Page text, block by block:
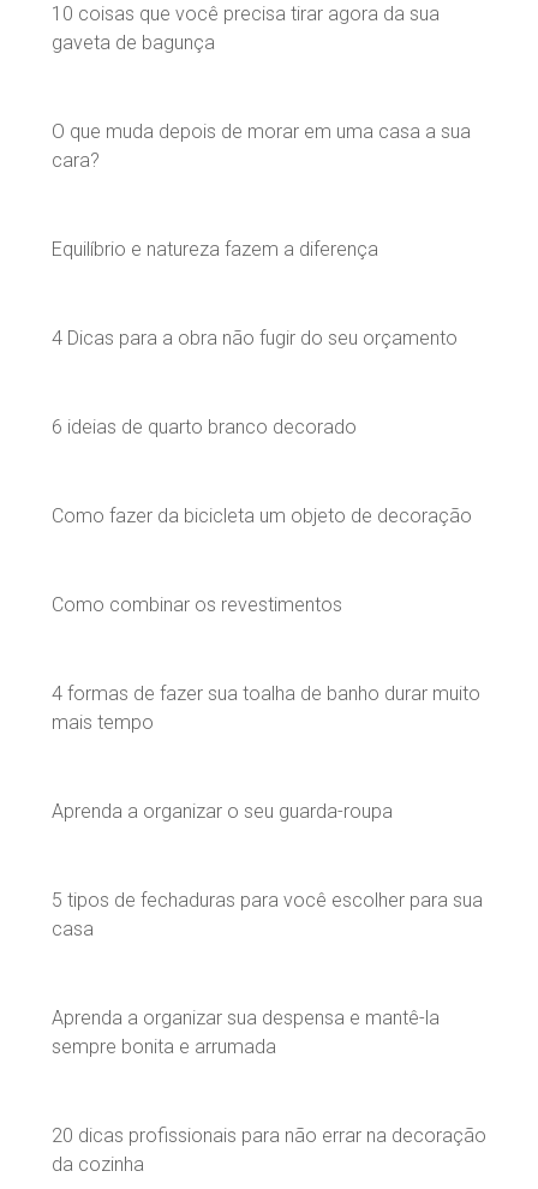
10 coisas que você precisa tirar agora da sua
gaveta de bagunça
O que muda depois de morar em uma casa a sua
cara?
Equilíbrio e natureza fazem a diferença
4 Dicas para a obra não fugir do seu orçamento
6 ideias de quarto branco decorado
Como fazer da bicicleta um objeto de decoração
Como combinar os revestimentos
4 formas de fazer sua toalha de banho durar muito
mais tempo
Aprenda a organizar o seu guarda-roupa
5 tipos de fechaduras para você escolher para sua
casa
Aprenda a organizar sua despensa e mantê-la
sempre bonita e arrumada
20 dicas profissionais para não errar na decoração
da cozinha